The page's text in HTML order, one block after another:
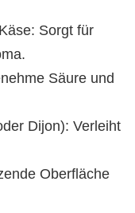
Sorgt für
Säure und
Dijon): Verleiht
Oberfläche